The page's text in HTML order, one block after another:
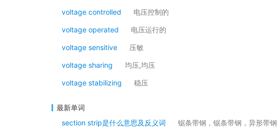
voltage controlled 电压控制的
voltage operated 电压运行的
voltage sensitive 压敏
voltage sharing 均压,均压
voltage stabilizing 稳压
最新单词
section strip是什么意思及反义词
锯条带钢，锯条带钢，异形带钢